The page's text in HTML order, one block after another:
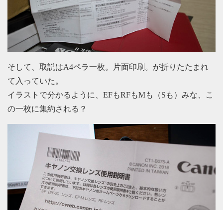
そして、取説はA4ペラ一枚。片面印刷。が折りたたまれ
て入っていた。
イラストで分かるように、EFもRFもMも（Sも）みな、こ
の一枚に集約される？